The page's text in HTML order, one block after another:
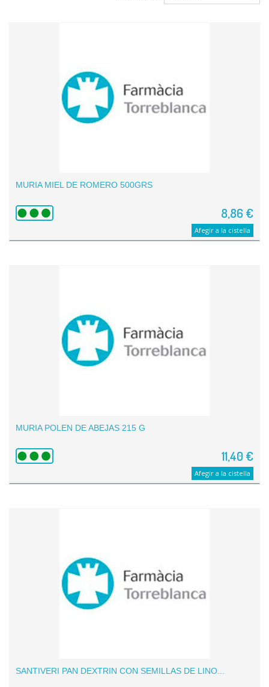
MURIA MIEL DE ROMERO 500GRS
8,86 €
Afegir a la cistella
MURIA POLEN DE ABEJAS 215 G
11,40 €
Afegir a la cistella
SANTIVERI PAN DEXTRIN CON SEMILLAS DE LINO...